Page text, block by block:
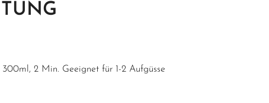
2 Min. Geeignet für 1-2 Aufgüsse